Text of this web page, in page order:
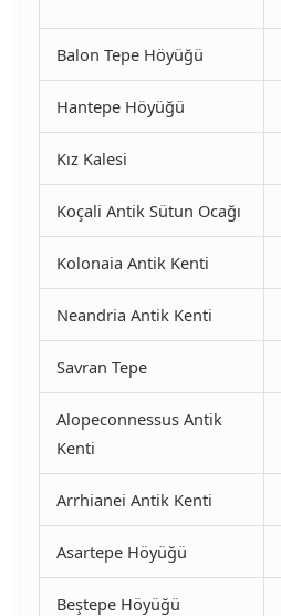
Balon Tepe Höyüğü
Hantepe Höyüğü
Kız Kalesi
Koçali Antik Sütun Ocağı
Kolonaia Antik Kenti
Neandria Antik Kenti
Savran Tepe
Alopeconnessus Antik
Kenti
Arrhianei Antik Kenti
Asartepe Höyüğü
Beştepe Höyüğü